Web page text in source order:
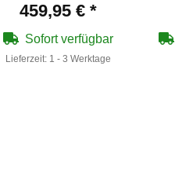
(P18) + 50 Chalk Balls
459,95 € *
Sofort verfügbar
Lieferzeit: 1 - 3 Werktage